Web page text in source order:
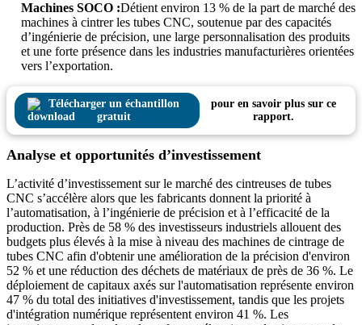
Machines SOCO :Détient environ 13 % de la part de marché des
machines à cintrer les tubes CNC, soutenue par des capacités
d’ingénierie de précision, une large personnalisation des produits
et une forte présence dans les industries manufacturières orientées
vers l’exportation.
Télécharger un échantillon
gratuit
pour en savoir plus sur ce
rapport.
Analyse et opportunités d’investissement
L’activité d’investissement sur le marché des cintreuses de tubes
CNC s’accélère alors que les fabricants donnent la priorité à
l’automatisation, à l’ingénierie de précision et à l’efficacité de la
production. Près de 58 % des investisseurs industriels allouent des
budgets plus élevés à la mise à niveau des machines de cintrage de
tubes CNC afin d'obtenir une amélioration de la précision d'environ
52 % et une réduction des déchets de matériaux de près de 36 %. Le
déploiement de capitaux axés sur l'automatisation représente environ
47 % du total des initiatives d'investissement, tandis que les projets
d'intégration numérique représentent environ 41 %. Les